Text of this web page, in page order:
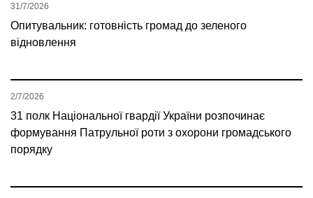
Опитувальник: готовність громад до зеленого
відновлення
31/7/2026
31 полк Національної гвардії України розпочинає
формування Патрульної роти з охорони громадського
порядку
2/7/2026